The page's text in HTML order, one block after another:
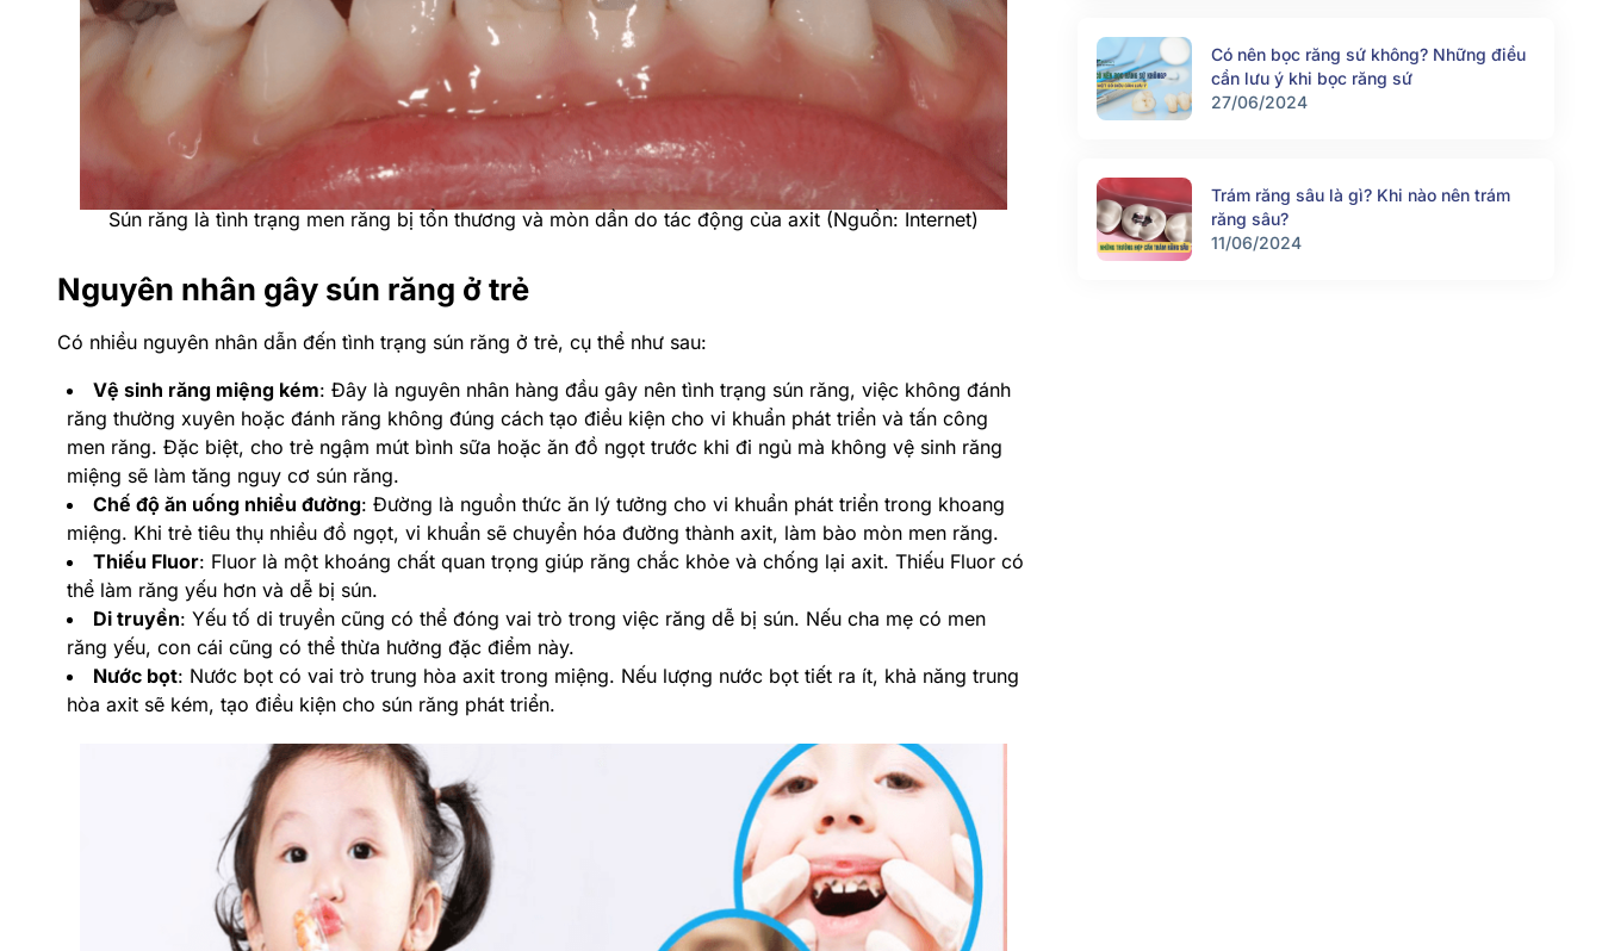
Sún răng là tình trạng men răng bị tổn thương và mòn dần do tác động của axit (Nguồn: Internet)
Nguyên nhân gây sún răng ở trẻ
Có nhiều nguyên nhân dẫn đến tình trạng sún răng ở trẻ, cụ thể như sau:
Vệ sinh răng miệng kém: Đây là nguyên nhân hàng đầu gây nên tình trạng sún răng, việc không đánh
răng thường xuyên hoặc đánh răng không đúng cách tạo điều kiện cho vi khuẩn phát triển và tấn công
men răng. Đặc biệt, cho trẻ ngậm mút bình sữa hoặc ăn đồ ngọt trước khi đi ngủ mà không vệ sinh răng
miệng sẽ làm tăng nguy cơ sún răng.
Chế độ ăn uống nhiều đường: Đường là nguồn thức ăn lý tưởng cho vi khuẩn phát triển trong khoang
miệng. Khi trẻ tiêu thụ nhiều đồ ngọt, vi khuẩn sẽ chuyển hóa đường thành axit, làm bào mòn men răng.
Thiếu Fluor: Fluor là một khoáng chất quan trọng giúp răng chắc khỏe và chống lại axit. Thiếu Fluor có
thể làm răng yếu hơn và dễ bị sún.
Di truyền: Yếu tố di truyền cũng có thể đóng vai trò trong việc răng dễ bị sún. Nếu cha mẹ có men
răng yếu, con cái cũng có thể thừa hưởng đặc điểm này.
Nước bọt: Nước bọt có vai trò trung hòa axit trong miệng. Nếu lượng nước bọt tiết ra ít, khả năng trung
hòa axit sẽ kém, tạo điều kiện cho sún răng phát triển.
Có nên bọc răng sứ không? Những điều
cần lưu ý khi bọc răng sứ
27/06/2024
Trám răng sâu là gì? Khi nào nên trám
răng sâu?
11/06/2024